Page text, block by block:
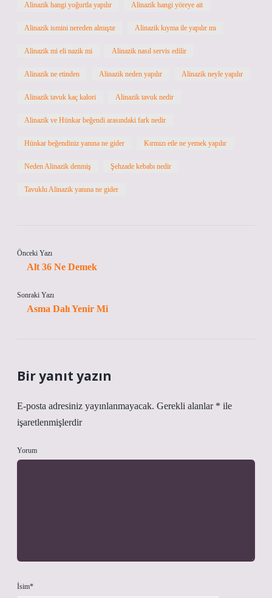
Alinazik hangi yoğurtla yapılır Alinazik hangi yöreye ait
Alinazik ismini nereden almıştır Alinazik kıyma ile yapılır mı
Alinazik mi eli nazik mi Alinazik nasıl servis edilir
Alinazik ne etinden Alinazik neden yapılır Alinazik neyle yapılır
Alinazik tavuk kaç kalori Alinazik tavuk nedir
Alinazik ve Hünkar beğendi arasındaki fark nedir
Hünkar beğendiniz yanına ne gider Kırmızı etle ne yemek yapılır
Neden Alinazik denmiş Şehzade kebabı nedir
Tavuklu Alinazik yanına ne gider
Önceki Yazı
Alt 36 Ne Demek
Sonraki Yazı
Asma Dalı Yenir Mi
Bir yanıt yazın
E-posta adresiniz yayınlanmayacak. Gerekli alanlar * ile
işaretlenmişlerdir
Yorum
İsim*